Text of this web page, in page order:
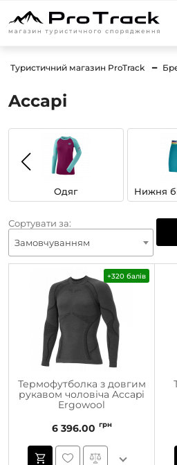
Туристичний магазин ProTrack
Accapi
Одяг Нижня
Сортувати за:
Замовчуванням
+320 балів
Термофутболка з довгим
рукавом чоловіча Accapi
Ergowool
6 396.00 грн